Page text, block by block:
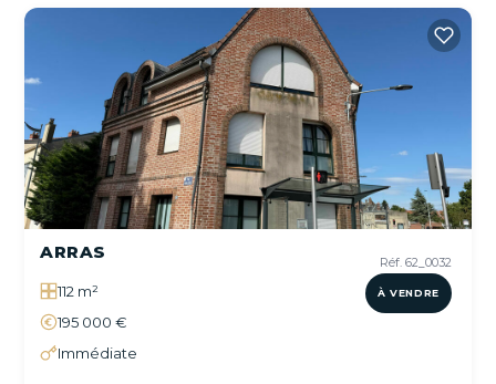
Réf. 62_0032
À VENDRE
ARRAS
112 m²
195 000 €
Immédiate